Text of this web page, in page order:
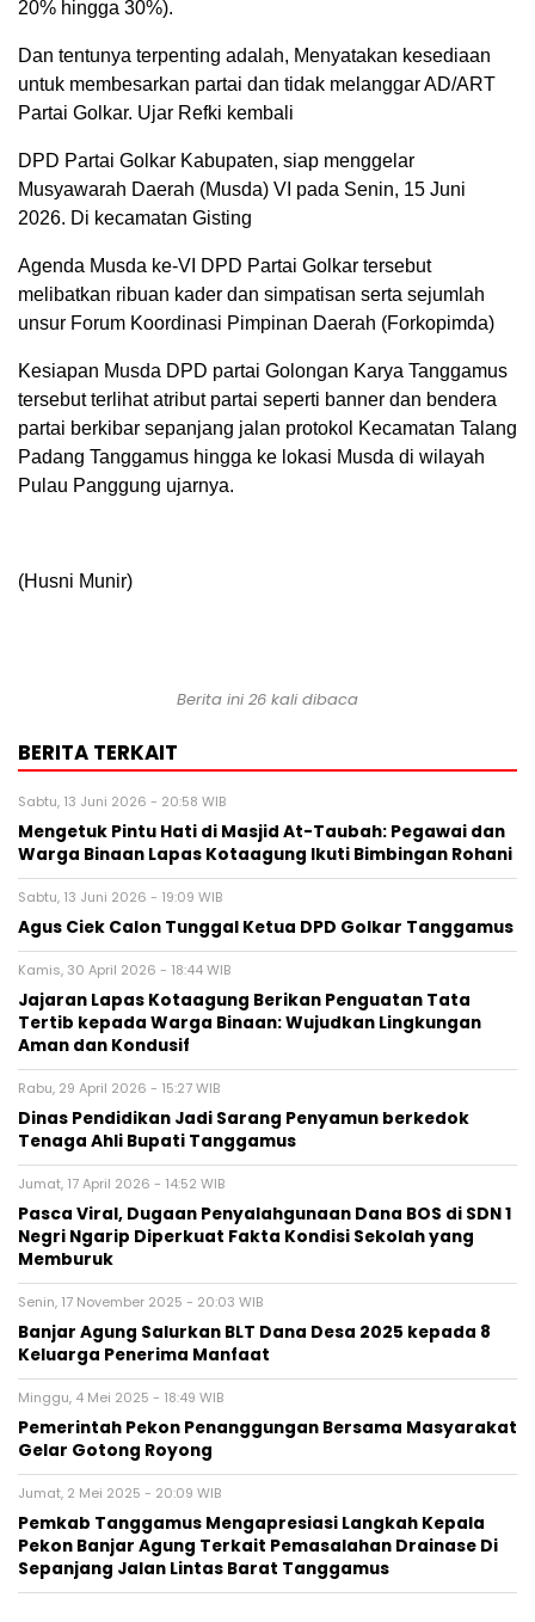
20% hingga 30%).
Dan tentunya terpenting adalah, Menyatakan kesediaan
untuk membesarkan partai dan tidak melanggar AD/ART
Partai Golkar. Ujar Refki kembali
DPD Partai Golkar Kabupaten, siap menggelar
Musyawarah Daerah (Musda) VI pada Senin, 15 Juni
2026. Di kecamatan Gisting
Agenda Musda ke-VI DPD Partai Golkar tersebut
melibatkan ribuan kader dan simpatisan serta sejumlah
unsur Forum Koordinasi Pimpinan Daerah (Forkopimda)
Kesiapan Musda DPD partai Golongan Karya Tanggamus
tersebut terlihat atribut partai seperti banner dan bendera
partai berkibar sepanjang jalan protokol Kecamatan Talang
Padang Tanggamus hingga ke lokasi Musda di wilayah
Pulau Panggung ujarnya.
(Husni Munir)
Berita ini 26 kali dibaca
BERITA TERKAIT
Sabtu, 13 Juni 2026 - 20:58 WIB
Mengetuk Pintu Hati di Masjid At-Taubah: Pegawai dan
Warga Binaan Lapas Kotaagung Ikuti Bimbingan Rohani
Sabtu, 13 Juni 2026 - 19:09 WIB
Agus Ciek Calon Tunggal Ketua DPD Golkar Tanggamus
Kamis, 30 April 2026 - 18:44 WIB
Jajaran Lapas Kotaagung Berikan Penguatan Tata
Tertib kepada Warga Binaan: Wujudkan Lingkungan
Aman dan Kondusif
Rabu, 29 April 2026 - 15:27 WIB
Dinas Pendidikan Jadi Sarang Penyamun berkedok
Tenaga Ahli Bupati Tanggamus
Jumat, 17 April 2026 - 14:52 WIB
Pasca Viral, Dugaan Penyalahgunaan Dana BOS di SDN 1
Negri Ngarip Diperkuat Fakta Kondisi Sekolah yang
Memburuk
Senin, 17 November 2025 - 20:03 WIB
Banjar Agung Salurkan BLT Dana Desa 2025 kepada 8
Keluarga Penerima Manfaat
Minggu, 4 Mei 2025 - 18:49 WIB
Pemerintah Pekon Penanggungan Bersama Masyarakat
Gelar Gotong Royong
Jumat, 2 Mei 2025 - 20:09 WIB
Pemkab Tanggamus Mengapresiasi Langkah Kepala
Pekon Banjar Agung Terkait Pemasalahan Drainase Di
Sepanjang Jalan Lintas Barat Tanggamus